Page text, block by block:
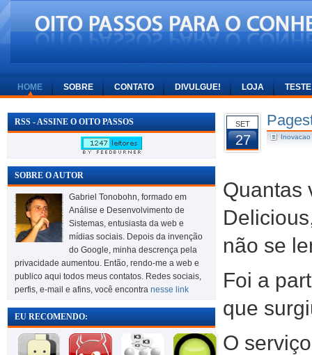
HOME SOBRE CONTATO DIVULGUE! LOJA TESTE
RSS - ASSINE O OITO PASSOS
SOBRE O AUTOR
Gabriel Tonobohn, formado em
Análise e Desenvolvimento de
Sistemas, entusiasta da web e
mídias sociais. Depois da invenção
do Google, minha descrença pela
privacidade aumentou. Então, rendo-me a web e
publico aqui todos meus contatos. Redes sociais,
perfis, e-mail e afins, você encontra nesse link
EU RECOMENDO:
SET
27 Inovacao
Quantas
não se
Foi a
que
O